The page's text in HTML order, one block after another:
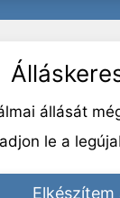
állását
le a
Elkészítem